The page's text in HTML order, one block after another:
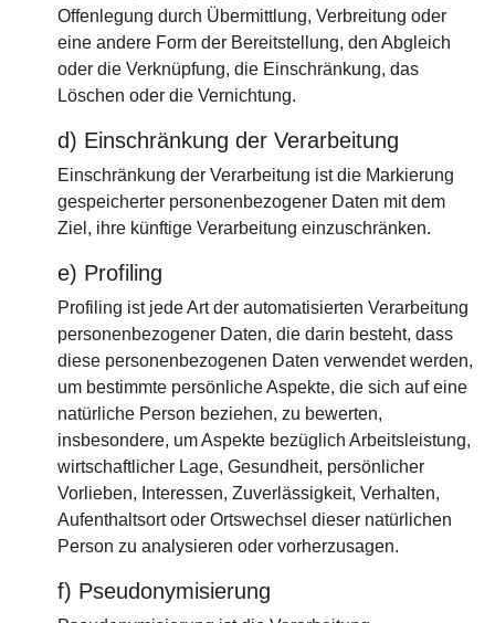
Offenlegung durch Übermittlung, Verbreitung oder
eine andere Form der Bereitstellung, den Abgleich
oder die Verknüpfung, die Einschränkung, das
Löschen oder die Vernichtung.
d) Einschränkung der Verarbeitung
Einschränkung der Verarbeitung ist die Markierung
gespeicherter personenbezogener Daten mit dem
Ziel, ihre künftige Verarbeitung einzuschränken.
e) Profiling
Profiling ist jede Art der automatisierten Verarbeitung
personenbezogener Daten, die darin besteht, dass
diese personenbezogenen Daten verwendet werden,
um bestimmte persönliche Aspekte, die sich auf eine
natürliche Person beziehen, zu bewerten,
insbesondere, um Aspekte bezüglich Arbeitsleistung,
wirtschaftlicher Lage, Gesundheit, persönlicher
Vorlieben, Interessen, Zuverlässigkeit, Verhalten,
Aufenthaltsort oder Ortswechsel dieser natürlichen
Person zu analysieren oder vorherzusagen.
f) Pseudonymisierung